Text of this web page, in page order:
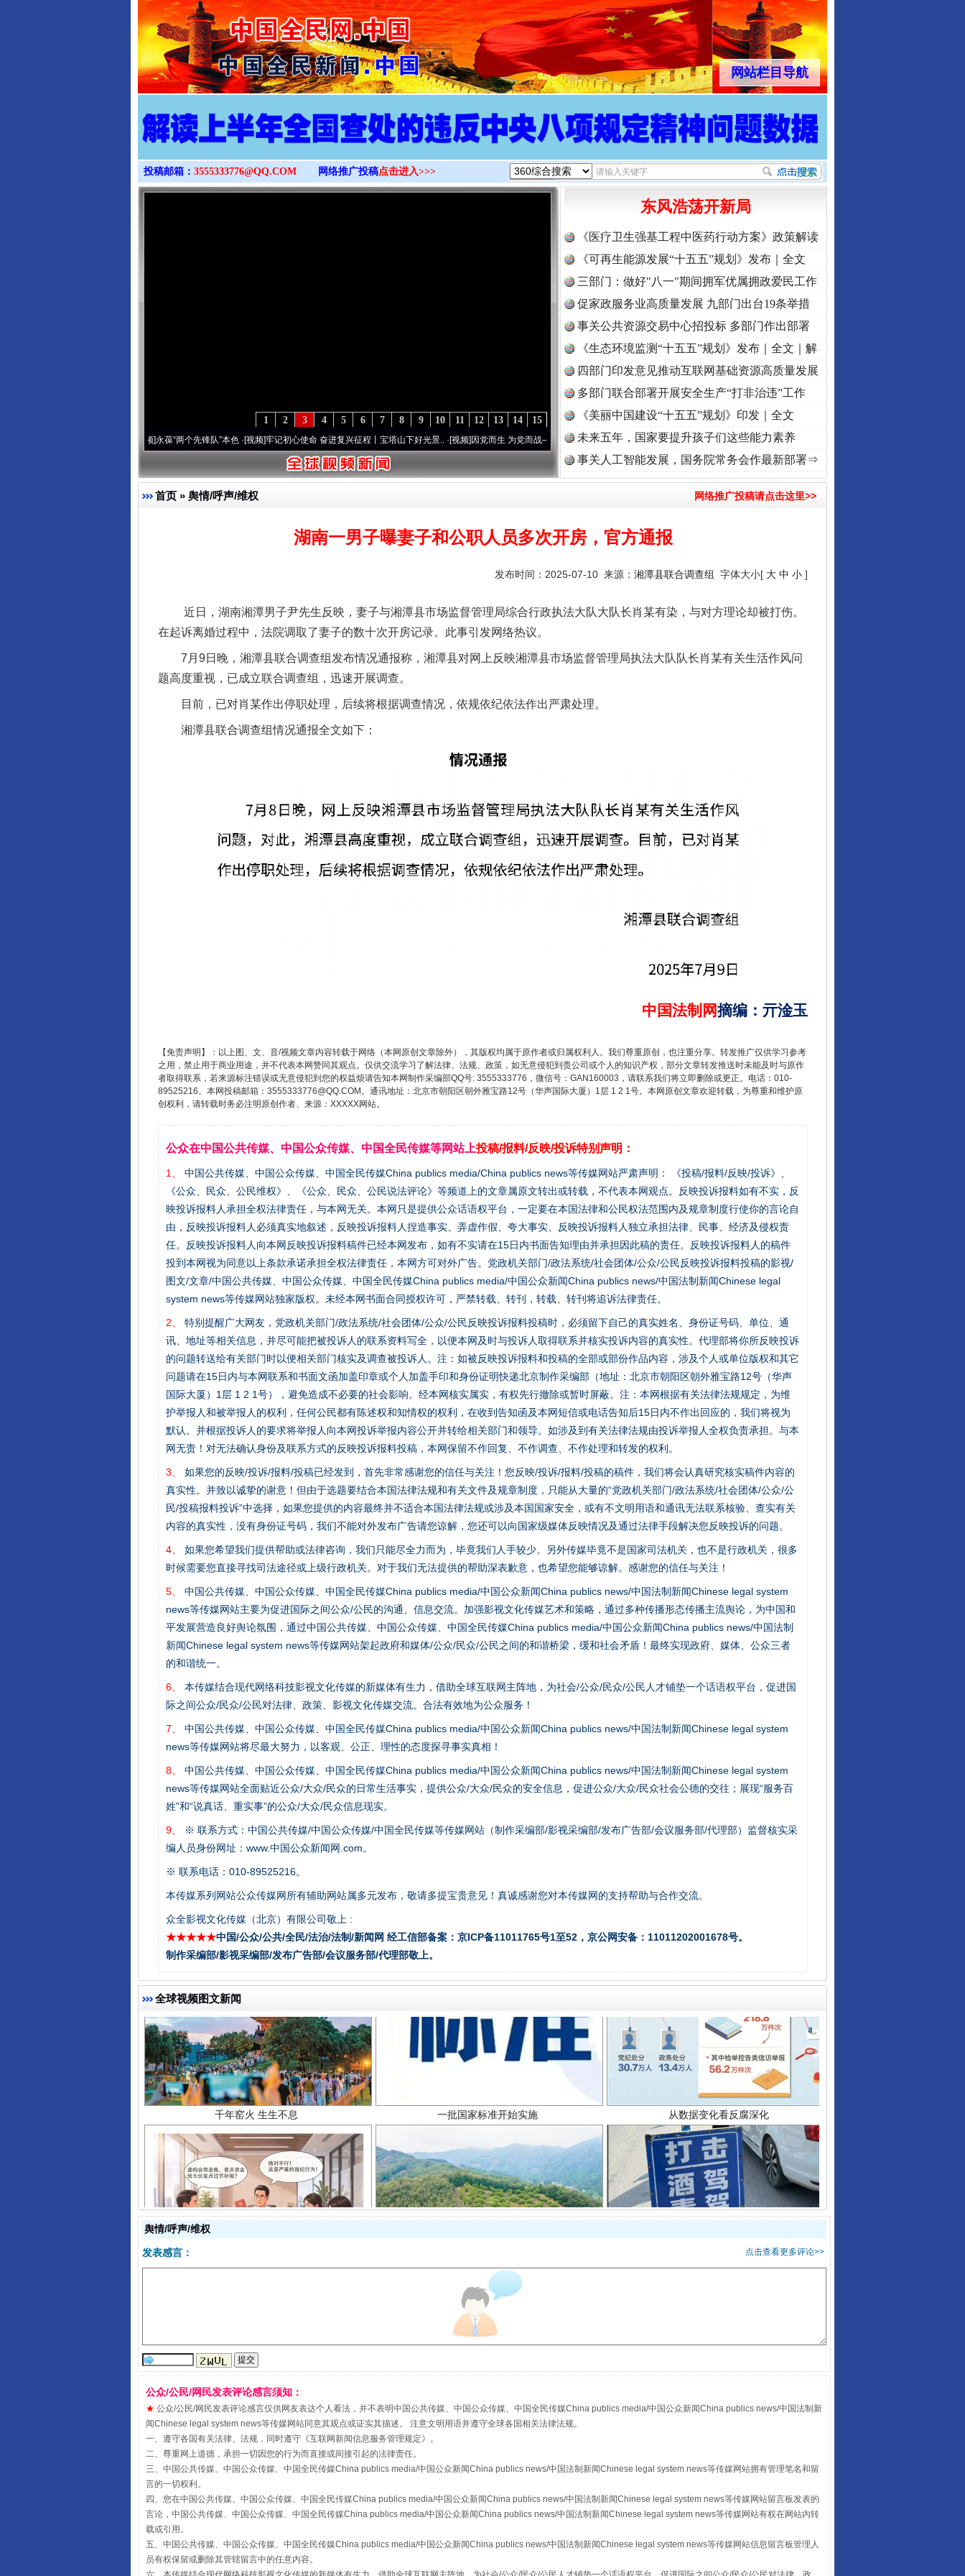
>
网站栏目导航
投稿邮箱： 3555333776@QQ.COM 网络推广投稿点击进入>>>
15
14
13
12
11
10
9
8
7
6
5
4
3
2
1
永葆“两个先锋队”本色·[视频]牢记初心使命 奋进复兴征程丨宝塔山下好光景..·[视频]因党而生 为党而战——百年“纪”事⑧加强纪律..·[视频]牢记初心使命 奋进复兴征程丨“转折之城”激荡..
东风浩荡开新局
《医疗卫生强基工程中医药行动方案》政策解读
《可再生能源发展“十五五”规划》发布｜全文
三部门：做好"八一"期间拥军优属拥政爱民工作
促家政服务业高质量发展 九部门出台19条举措
事关公共资源交易中心招投标 多部门作出部署
《生态环境监测“十五五”规划》发布｜全文｜解
读
四部门印发意见推动互联网基础资源高质量发展
多部门联合部署开展安全生产“打非治违”工作
《美丽中国建设“十五五”规划》印发｜全文
未来五年，国家要提升孩子们这些能力素养
事关人工智能发展，国务院常务会作最新部署⇒
首页 » 舆情/呼声/维权 网络推广投稿请点击这里>>
湖南一男子曝妻子和公职人员多次开房，官方通报
发布时间：2025-07-10 来源： 湘潭县联合调查组 字体大小[ 大 中 小 ]
近日，湖南湘潭男子尹先生反映，妻子与湘潭县市场监督管理局综合行政执法大队大队长肖某有染，与对方理论却被打伤。
在起诉离婚过程中，法院调取了妻子的数十次开房记录。此事引发网络热议。
7月9日晚，湘潭县联合调查组发布情况通报称，湘潭县对网上反映湘潭县市场监督管理局执法大队队长肖某有关生活作风问
题高度重视，已成立联合调查组，迅速开展调查。
目前，已对肖某作出停职处理，后续将根据调查情况，依规依纪依法作出严肃处理。
湘潭县联合调查组情况通报全文如下：
中国法制网摘编 ： 亓淦玉
【免责声明】：以上图、文、音/视频文章内容转载于网络（本网原创文章除外），其版权均属于原作者或归属权利人。我们尊重原创，也注重分享。转发推广仅供学习参考
之用，禁止用于商业用途，并不代表本网赞同其观点。仅供交流学习了解法律、法规、政策，如无意侵犯到贵公司或个人的知识产权，部分文章转发推送时未能及时与原作
者取得联系，若来源标注错误或无意侵犯到您的权益烦请告知本网制作采编部QQ号: 3555333776，微信号：GAN160003，请联系我们将立即删除或更正。电话：010-
89525216。本网投稿邮箱：3555333776@QQ.COM。通讯地址：北京市朝阳区朝外雅宝路12号（华声国际大厦）1层 1 2 1号。本网原创文章欢迎转载，为尊重和维护原
创权利，请转载时务必注明原创作者、来源：XXXXX网站。
公众在中国公共传媒、中国公众传媒、中国全民传媒等网站上投稿/报料/反映/投诉特别声明：
1、
中国公共传媒、中国公众传媒、中国全民传媒China publics media/China publics news等传媒网站严肃声明： 《投稿/报料/反映/投诉》、
《公众、民众、公民维权》、《公众、民众、公民说法评论》等频道上的文章属原文转出或转载，不代表本网观点。反映投诉报料如有不实，反
映投诉报料人承担全权法律责任，与本网无关。本网只是提供公众话语权平台，一定要在本国法律和公民权法范围内及规章制度行使你的言论自
由，反映投诉报料人必须真实地叙述，反映投诉报料人捏造事实、弄虚作假、夸大事实、反映投诉报料人独立承担法律、民事、经济及侵权责
任。反映投诉报料人向本网反映投诉报料稿件已经本网发布，如有不实请在15日内书面告知理由并承担因此稿的责任。反映投诉报料人的稿件
投到本网视为同意以上条款承诺承担全权法律责任，本网方可对外广告。党政机关部门/政法系统/社会团体/公众/公民反映投诉报料投稿的影视/
图文/文章/中国公共传媒、中国公众传媒、中国全民传媒China publics media/中国公众新闻China publics news/中国法制新闻Chinese legal
system news等传媒网站独家版权。未经本网书面合同授权许可，严禁转载、转刊，转载、转刊将追诉法律责任。
2、
特别提醒广大网友，党政机关部门/政法系统/社会团体/公众/公民反映投诉报料投稿时，必须留下自己的真实姓名、身份证号码、单位、通
讯、地址等相关信息，并尽可能把被投诉人的联系资料写全，以便本网及时与投诉人取得联系并核实投诉内容的真实性。代理部将你所反映投诉
的问题转送给有关部门时以便相关部门核实及调查被投诉人。注：如被反映投诉报料和投稿的全部或部份作品内容，涉及个人或单位版权和其它
问题请在15日内与本网联系和书面文函加盖印章或个人加盖手印和身份证明快递北京制作采编部（地址：北京市朝阳区朝外雅宝路12号（华声
国际大厦）1层 1 2 1号），避免造成不必要的社会影响。经本网核实属实，有权先行撤除或暂时屏蔽。注：本网根据有关法律法规规定，为维
护举报人和被举报人的权利，任何公民都有陈述权和知情权的权利，在收到告知函及本网短信或电话告知后15日内不作出回应的，我们将视为
默认。并根据投诉人的要求将举报人向本网投诉举报内容公开并转给相关部门和领导。如涉及到有关法律法规由投诉举报人全权负责承担。与本
网无责！对无法确认身份及联系方式的反映投诉报料投稿，本网保留不作回复、不作调查、不作处理和转发的权利。
3、
如果您的反映/投诉/报料/投稿已经发到，首先非常感谢您的信任与关注！您反映/投诉/报料/投稿的稿件，我们将会认真研究核实稿件内容的
真实性。并致以诚挚的谢意！但由于选题要结合本国法律法规和有关文件及规章制度，只能从大量的“党政机关部门/政法系统/社会团体/公众/公
民/投稿报料投诉”中选择，如果您提供的内容最终并不适合本国法律法规或涉及本国国家安全，或有不文明用语和通讯无法联系核验、查实有关
内容的真实性，没有身份证号码，我们不能对外发布广告请您谅解，您还可以向国家级媒体反映情况及通过法律手段解决您反映投诉的问题。
4、
如果您希望我们提供帮助或法律咨询，我们只能尽全力而为，毕竟我们人手较少。另外传媒毕竟不是国家司法机关，也不是行政机关，很多
时候需要您直接寻找司法途径或上级行政机关。对于我们无法提供的帮助深表歉意，也希望您能够谅解。感谢您的信任与关注！
5、
中国公共传媒、中国公众传媒、中国全民传媒China publics media/中国公众新闻China publics news/中国法制新闻Chinese legal system
news等传媒网站主要为促进国际之间公众/公民的沟通、信息交流。加强影视文化传媒艺术和策略，通过多种传播形态传播主流舆论，为中国和
平发展营造良好舆论氛围，通过中国公共传媒、中国公众传媒、中国全民传媒China publics media/中国公众新闻China publics news/中国法制
新闻Chinese legal system news等传媒网站架起政府和媒体/公众/民众/公民之间的和谐桥梁，缓和社会矛盾！最终实现政府、媒体、公众三者
的和谐统一。
6、
本传媒结合现代网络科技影视文化传媒的新媒体有生力，借助全球互联网主阵地，为社会/公众/民众/公民人才铺垫一个话语权平台，促进国
际之间公众/民众/公民对法律、政策、影视文化传媒交流。合法有效地为公众服务！
7、
中国公共传媒、中国公众传媒、中国全民传媒China publics media/中国公众新闻China publics news/中国法制新闻Chinese legal system
news等传媒网站将尽最大努力，以客观、公正、理性的态度探寻事实真相！
8、
中国公共传媒、中国公众传媒、中国全民传媒China publics media/中国公众新闻China publics news/中国法制新闻Chinese legal system
news等传媒网站全面贴近公众/大众/民众的日常生活事实，提供公众/大众/民众的安全信息，促进公众/大众/民众社会公德的交往；展现“服务百
姓”和“说真话、重实事”的公众/大众/民众信息现实。
9、
※ 联系方式：中国公共传媒/中国公众传媒/中国全民传媒等传媒网站（制作采编部/影视采编部/发布广告部/会议服务部/代理部）监督核实采
编人员身份网址：www.中国公众新闻网.com。
※ 联系电话：010-89525216。
本传媒系列网站公众传媒网所有辅助网站属多元发布，敬请多提宝贵意见！真诚感谢您对本传媒网的支持帮助与合作交流。
众全影视文化传媒（北京）有限公司敬上 :
★★★★★中国/公众/公共/全民/法治/法制/新闻网 经工信部备案：京ICP备11011765号1至52，京公网安备：11011202001678号。
制作采编部/影视采编部/发布广告部/会议服务部/代理部敬上。
全球视频图文新闻
完善运行机制助力责任有效落实 一纸欠条伤亲情 巡回调解促和解.. 行业协会接连发公告
东山县通报“牛蛙产品抗生素超标问题” 法徽映军营 权益有保障 让核能赋能千行百业
千年窑火 生生不息 一批国家标准开始实施 从数据变化看反腐深化
揭开“小金库”的免责幌子 以产业富民促振兴 酒驾未被当场查获能处罚吗
受贿1.44亿！段成刚被判无期 从幼儿园到大学，有这些资助 “后车司机肯定在骂我”
舆情/呼声/维权
点击查看更多评论>>
发表感言：
公众/公民/网民发表评论感言须知：
★ 公众/公民/网民发表评论感言仅供网友表达个人看法，并不表明中国公共传媒、中国公众传媒、中国全民传媒China publics media/中国公众新闻China publics news/中国法制新
闻Chinese legal system news等传媒网站同意其观点或证实其描述。 注意文明用语并遵守全球各国相关法律法规。
一、遵守各国有关法律、法规，同时遵守《互联网新闻信息服务管理规定》。
二、尊重网上道德，承担一切因您的行为而直接或间接引起的法律责任。
三、中国公共传媒、中国公众传媒、中国全民传媒China publics media/中国公众新闻China publics news/中国法制新闻Chinese legal system news等传媒网站拥有管理笔名和留
言的一切权利。
四、您在中国公共传媒、中国公众传媒、中国全民传媒China publics media/中国公众新闻China publics news/中国法制新闻Chinese legal system news等传媒网站留言板发表的
言论，中国公共传媒、中国公众传媒、中国全民传媒China publics media/中国公众新闻China publics news/中国法制新闻Chinese legal system news等传媒网站有权在网站内转
载或引用。
五、中国公共传媒、中国公众传媒、中国全民传媒China publics media/中国公众新闻China publics news/中国法制新闻Chinese legal system news等传媒网站信息留言板管理人
员有权保留或删除其管辖留言中的任意内容。